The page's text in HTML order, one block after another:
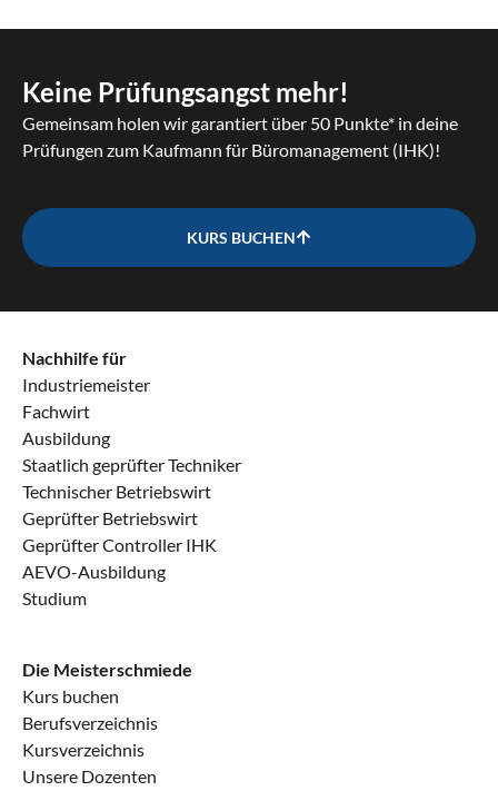
Keine Prüfungsangst mehr!
Gemeinsam holen wir garantiert über 50 Punkte* in deine
Prüfungen zum Kaufmann für Büromanagement (IHK)!
KURS BUCHEN
Nachhilfe für
Industriemeister
Fachwirt
Ausbildung
Staatlich geprüfter Techniker
Technischer Betriebswirt
Geprüfter Betriebswirt
Geprüfter Controller IHK
AEVO-Ausbildung
Studium
Die Meisterschmiede
Kurs buchen
Berufsverzeichnis
Kursverzeichnis
Unsere Dozenten